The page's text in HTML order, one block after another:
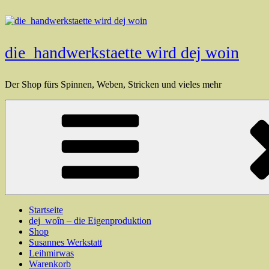
Inhalt
die_handwerkstaette wird dej woin
Der Shop fürs Spinnen, Weben, Stricken und vieles mehr
Startseite
dej_woîn – die Eigenproduktion
Shop
Susannes Werkstatt
Leihmirwas
Warenkorb